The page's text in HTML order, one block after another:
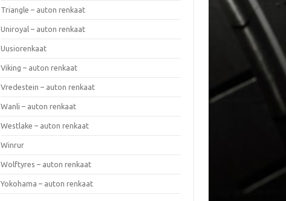
Triangle – auton renkaat
Uniroyal – auton renkaat
Uusiorenkaat
Viking – auton renkaat
Vredestein – auton renkaat
Wanli – auton renkaat
Westlake – auton renkaat
Winrur
Wolftyres – auton renkaat
Yokohama – auton renkaat